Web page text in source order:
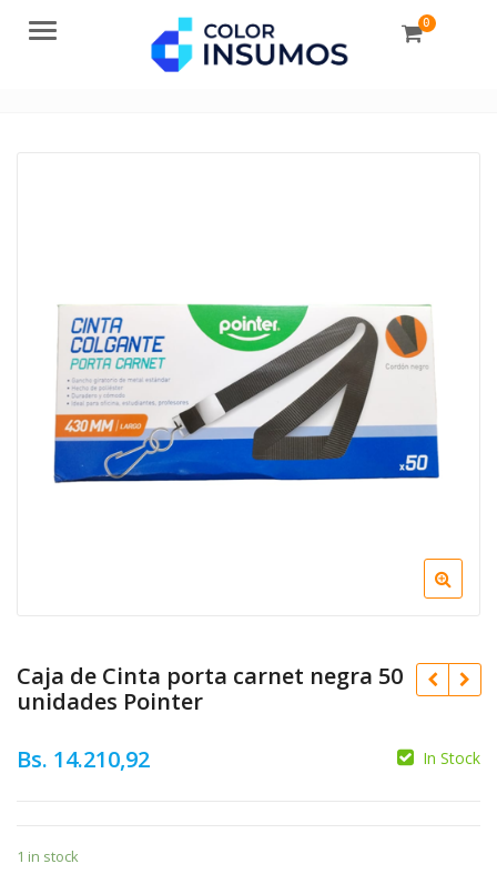
Menu 0
Caja de Cinta porta carnet negra 50
unidades Pointer
Bs. 14.210,92 In Stock
1 in stock